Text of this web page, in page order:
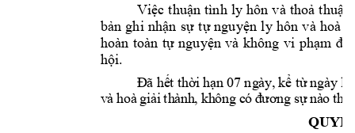
Việc thuận tình ly hôn và thoả thuận
bản ghi nhận sự tự nguyện ly hôn và hoà
hoàn toàn tự nguyện và không vi phạm
hội.
Đã hết thời hạn 07 ngày, kể từ ngày lậ
và hoà giảithành, không có đương sựnào tha